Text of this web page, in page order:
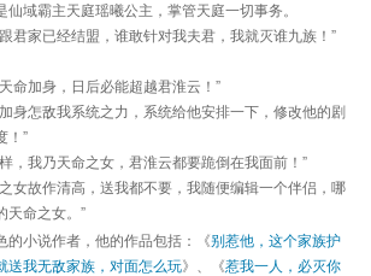
域霸主天庭瑶曦公主，掌管天庭一切事务。
君家已经结盟，谁敢针对我夫君，我就灭谁九族！”
命加身，日后必能超越君淮云！”
身怎敌我系统之力，系统给他安排一下，修改他的剧
！”
，我乃天命之女，君淮云都要跪倒在我面前！”
女故作清高，送我都不要，我随便编辑一个伴侣，哪
天命之女。”
的小说作者，他的作品包括：《别惹他，这个家族护
送我无敌家族，对面怎么玩》、《惹我一人，必灭你